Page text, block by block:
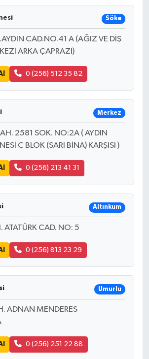
Söke
CAD.NO.41 A (AĞIZ VE DİŞ
ARKA ÇAPRAZI)
0 (256) 512 35 82
Merkez
2581 SOK. NO:2A ( AYDIN
C BLOK (SARI BİNA) KARŞISI )
0 (256) 213 41 31
Altınkum
ATATÜRK CAD. NO: 5
0 (256) 813 23 29
Umurlu
ADNAN MENDERES
0 (256) 251 22 88